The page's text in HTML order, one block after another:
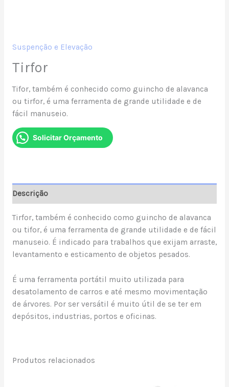
Suspenção e Elevação
Tirfor
Tifor, também é conhecido como guincho de alavanca
ou tirfor, é uma ferramenta de grande utilidade e de
fácil manuseio.
Solicitar Orçamento
Descrição
Tirfor, também é conhecido como guincho de alavanca
ou tifor, é uma ferramenta de grande utilidade e de fácil
manuseio. É indicado para trabalhos que exijam arraste,
levantamento e esticamento de objetos pesados.
É uma ferramenta portátil muito utilizada para
desatolamento de carros e até mesmo movimentação
de árvores. Por ser versátil é muito útil de se ter em
depósitos, industrias, portos e oficinas.
Produtos relacionados